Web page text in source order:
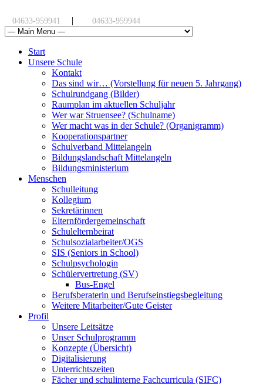
04633-959941 | 04633-959944
Start
Unsere Schule
Kontakt
Das sind wir… (Vorstellung für neuen 5. Jahrgang)
Schulrundgang (Bilder)
Raumplan im aktuellen Schuljahr
Wer war Struensee? (Schulname)
Wer macht was in der Schule? (Organigramm)
Kooperationspartner
Schulverband Mittelangeln
Bildungslandschaft Mittelangeln
Bildungsministerium
Menschen
Schulleitung
Kollegium
Sekretärinnen
Elternfördergemeinschaft
Schulelternbeirat
Schulsozialarbeiter/OGS
SIS (Seniors in School)
Schulpsychologin
Schülervertretung (SV)
Bus-Engel
Berufsberaterin und Berufseinstiegsbegleitung
Weitere Mitarbeiter/Gute Geister
Profil
Unsere Leitsätze
Unser Schulprogramm
Konzepte (Übersicht)
Digitalisierung
Unterrichtszeiten
Fächer und schulinterne Fachcurricula (SIFC)